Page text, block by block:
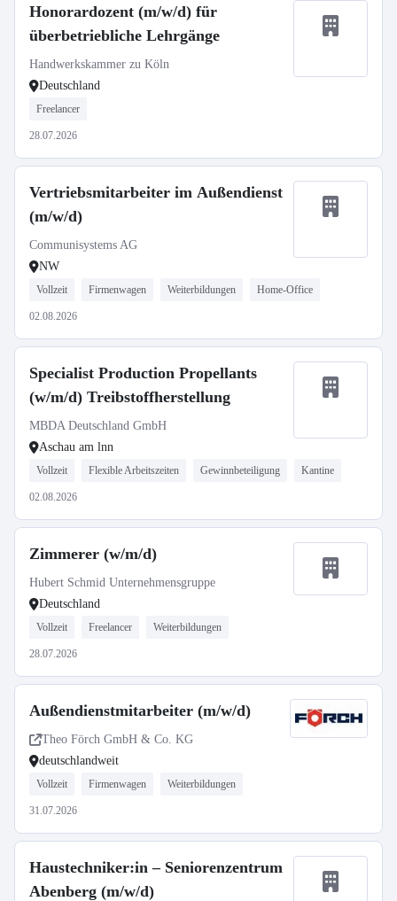
Honorardozent (m/w/d) für
überbetriebliche Lehrgänge
Handwerkskammer zu Köln
Deutschland
Freelancer
28.07.2026
Vertriebsmitarbeiter im Außendienst
(m/w/d)
Communisystems AG
NW
Vollzeit Firmenwagen Weiterbildungen Home-Office
02.08.2026
Specialist Production Propellants
(w/m/d) Treibstoffherstellung
MBDA Deutschland GmbH
Aschau am lnn
Vollzeit Flexible Arbeitszeiten Gewinnbeteiligung Kantine
02.08.2026
Zimmerer (w/m/d)
Hubert Schmid Unternehmensgruppe
Deutschland
Vollzeit Freelancer Weiterbildungen
28.07.2026
Außendienstmitarbeiter (m/w/d)
Theo Förch GmbH & Co. KG
deutschlandweit
Vollzeit Firmenwagen Weiterbildungen
31.07.2026
Haustechniker:in – Seniorenzentrum
Abenberg (m/w/d)